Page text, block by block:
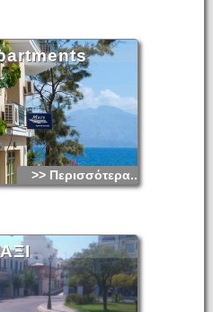
>> Περισσότερα...